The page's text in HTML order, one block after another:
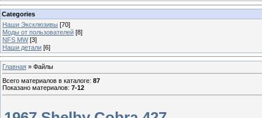
Categories
Наши Эксклюзивы [70]
Моды от пользователей [8]
NFS MW [3]
Наши детали [6]
Главная » Файлы
Всего материалов в каталоге: 87
Показано материалов: 7-12